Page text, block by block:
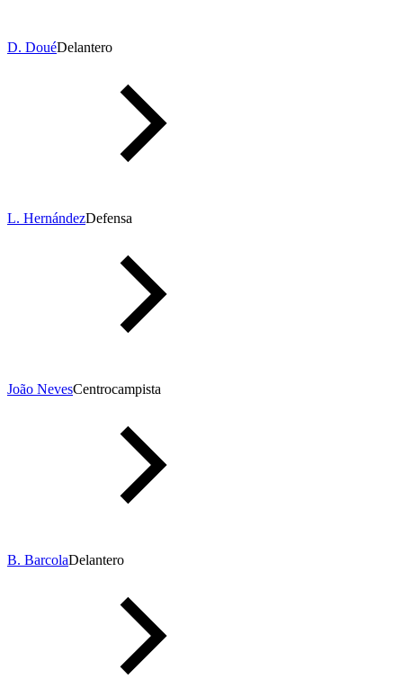
D. DouéDelantero
L. HernándezDefensa
João NevesCentrocampista
B. BarcolaDelantero